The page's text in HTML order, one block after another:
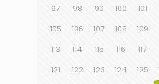
97
98 99 100 101
105
106 107 108 109
113
114 115 116 117
121
122 123 124 125